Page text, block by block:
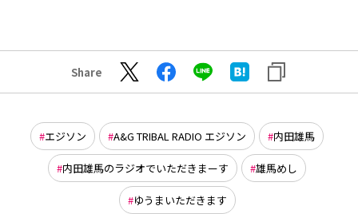
Share
エジソン A&G TRIBAL RADIO エジソン 内田雄馬
内田雄馬のラジオでいただきまーす 雄馬めし
ゆうまいただきます